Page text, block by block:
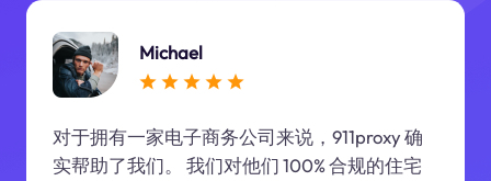
Michael
对于拥有一家电子商务公司来说，911proxy 确
实帮助了我们。 我们对他们 100% 合规的住宅